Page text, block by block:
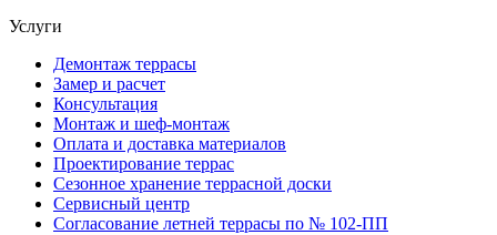
Услуги
Демонтаж террасы
Замер и расчет
Консультация
Монтаж и шеф-монтаж
Оплата и доставка материалов
Проектирование террас
Сезонное хранение террасной доски
Сервисный центр
Согласование летней террасы по № 102-ПП